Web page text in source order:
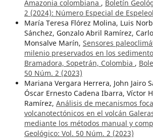
Amazonia colombiana , Boletín
2 (2024): Número Especial de
María Teresa Flórez Molina, Luis
Sánchez, Gonzalo Abril Ramírez,
Monsalve Marín, Sensores
milenio preservados en los
Bramadora, Sopetrán, Colombia ,
50 Núm. 2 (2023)
Mariana Vergara Herrera, John Jairo
Óscar Ernesto Cadena Ibarra, Víctor
Ramírez, Análisis de mecanismos
volcanotectónicos en el volcán
mediante los métodos manual y
Geológico: Vol. 50 Núm. 2 (2023)